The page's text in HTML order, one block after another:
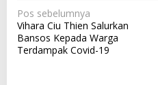
N
a
v
Pos sebelumnya
Vihara Ciu Thien Salurkan
Bansos Kepada Warga
Terdampak Covid-19